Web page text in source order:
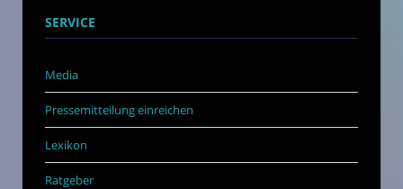
SERVICE
Media
Pressemitteilung einreichen
Lexikon
Ratgeber